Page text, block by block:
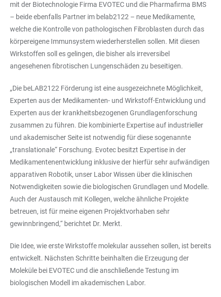
mit der Biotechnologie Firma EVOTEC und die Pharmafirma BMS
– beide ebenfalls Partner im belab2122 – neue Medikamente,
welche die Kontrolle von pathologischen Fibroblasten durch das
körpereigene Immunsystem wiederherstellen sollen. Mit diesen
Wirkstoffen soll es gelingen, die bisher als irreversibel
angesehenen fibrotischen Lungenschäden zu beseitigen.
„Die beLAB2122 Förderung ist eine ausgezeichnete Möglichkeit,
Experten aus der Medikamenten- und Wirkstoff-Entwicklung und
Experten aus der krankheitsbezogenen Grundlagenforschung
zusammen zu führen. Die kombinierte Expertise auf industrieller
und akademischer Seite ist notwendig für diese sogenannte
„translationale“ Forschung. Evotec besitzt Expertise in der
Medikamentenentwicklung inklusive der hierfür sehr aufwändigen
apparativen Robotik, unser Labor Wissen über die klinischen
Notwendigkeiten sowie die biologischen Grundlagen und Modelle.
Auch der Austausch mit Kollegen, welche ähnliche Projekte
betreuen, ist für meine eigenen Projektvorhaben sehr
gewinnbringend,“ berichtet Dr. Merkt.
Die Idee, wie erste Wirkstoffe molekular aussehen sollen, ist bereits
entwickelt. Nächsten Schritte beinhalten die Erzeugung der
Moleküle bei EVOTEC und die anschließende Testung im
biologischen Modell im akademischen Labor.